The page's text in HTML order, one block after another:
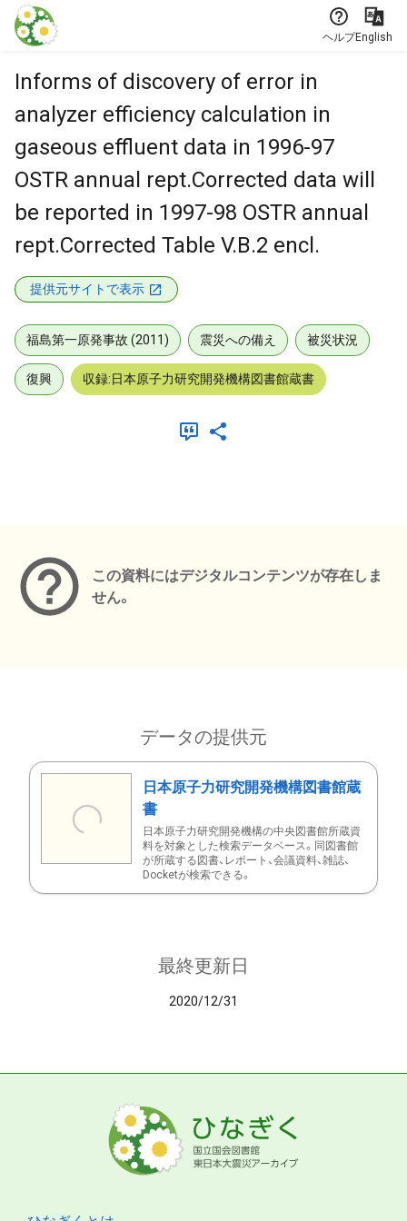
本文に飛ぶ
ヘルプEnglish
Informs of discovery of error in
analyzer efficiency calculation in
gaseous effluent data in 1996-97
OSTR annual rept.Corrected data will
be reported in 1997-98 OSTR annual
rept.Corrected Table V.B.2 encl.
提供元サイトで表示
福島第一原発事故 (2011) 震災への備え 被災状況
復興 収録:日本原子力研究開発機構図書館蔵書
この資料にはデジタルコンテンツが存在しま
せん。
データの提供元
日本原子力研究開発機構図書館蔵
書
日本原子力研究開発機構の中央図書館所蔵資
料を対象とした検索データベース。同図書館
が所蔵する図書、レポート、会議資料、雑誌、
Docketが検索できる。
最終更新日
2020/12/31